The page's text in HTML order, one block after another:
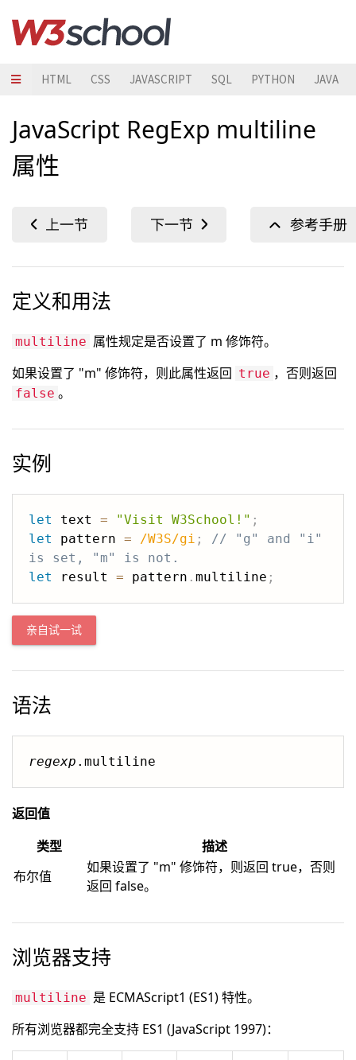
HTML CSS JAVASCRIPT SQL PYTHON JAVA
JavaScript RegExp multiline
属性
定义和用法
multiline 属性规定是否设置了 m 修饰符。
如果设置了 "m" 修饰符，则此属性返回 true ，否则返回
false 。
实例
let text = "Visit W3School!" ;
let
pattern = /W3S/gi ;
// "g" and "i"
is set, "m" is not.
let
result = pattern . multiline ;
亲自试一试
语法
regexp .multiline
返回值
类型
描述
布尔值
如果设置了 "m" 修饰符，则返回 true，否则
返回 false。
浏览器支持
multiline 是 ECMAScript1 (ES1) 特性。
所有浏览器都完全支持 ES1 (JavaScript 1997)：